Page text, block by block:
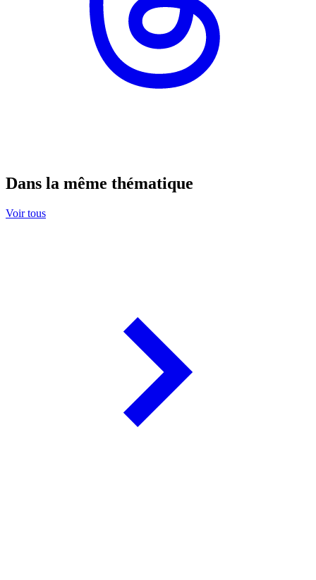
Dans la même thématique
Voir tous